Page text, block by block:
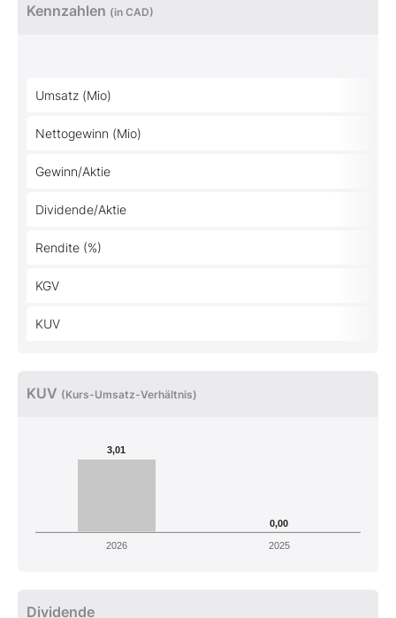
Kennzahlen (in CAD)
Umsatz (Mio)
Nettogewinn (Mio)
Gewinn/Aktie
Dividende/Aktie
Rendite (%)
KGV
KUV
KUV (Kurs-Umsatz-Verhältnis)
3,01
0,00
2026 2025
Dividende